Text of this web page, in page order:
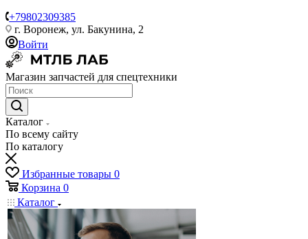
+79802309385
г. Воронеж, ул. Бакунина, 2
Войти
Магазин запчастей для спецтехники
Каталог
По всему сайту
По каталогу
Избранные товары 0
Корзина 0
Каталог